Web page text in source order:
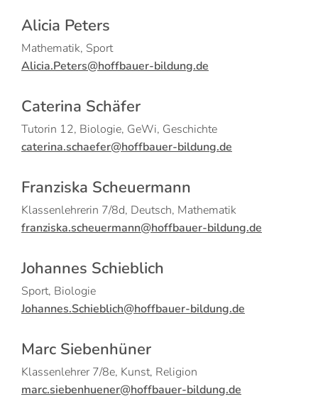
Alicia Peters
Mathematik, Sport
Alicia.Peters@hoffbauer-bildung.de
Caterina Schäfer
Tutorin 12, Biologie, GeWi, Geschichte
caterina.schaefer@hoffbauer-bildung.de
Franziska Scheuermann
Klassenlehrerin 7/8d, Deutsch, Mathematik
franziska.scheuermann@hoffbauer-bildung.de
Johannes Schieblich
Sport, Biologie
Johannes.Schieblich@hoffbauer-bildung.de
Marc Siebenhüner
Klassenlehrer 7/8e, Kunst, Religion
marc.siebenhuener@hoffbauer-bildung.de